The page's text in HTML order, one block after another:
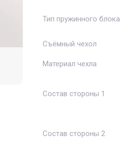
Тип пружинного блока
Съёмный чехол
Материал чехла
Состав стороны 1
Состав стороны 2